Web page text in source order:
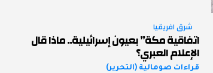
شرق افريقيا
اتفاقية مكة” بعيون إسرائيلية.. ماذا قال
الإعلام العبري؟
قراءات صومالية (التحرير)